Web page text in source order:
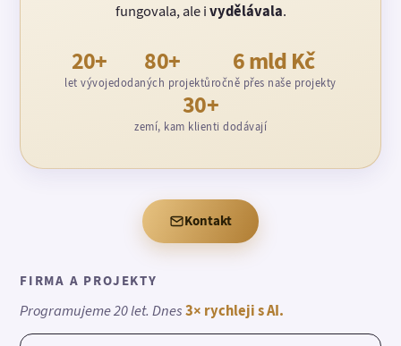
fungovala, ale ivydělávala.
20+
let vývoje
80+
dodaných projektů
6 mld Kč
ročně přes naše projekty
30+
zemí, kam klienti dodávají
Kontakt
FIRMA A PROJEKTY
Programujeme 20 let. Dnes3× rychleji s AI.